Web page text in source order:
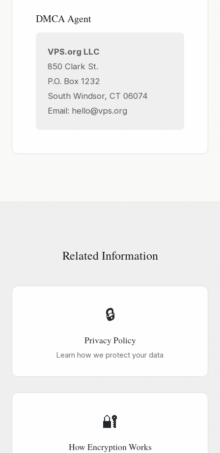
DMCA Agent
VPS.org LLC
850 Clark St.
P.O. Box 1232
South Windsor, CT 06074
Email: hello@vps.org
Related Information
🔒
Privacy Policy
Learn how we protect your data
🔐
How Encryption Works